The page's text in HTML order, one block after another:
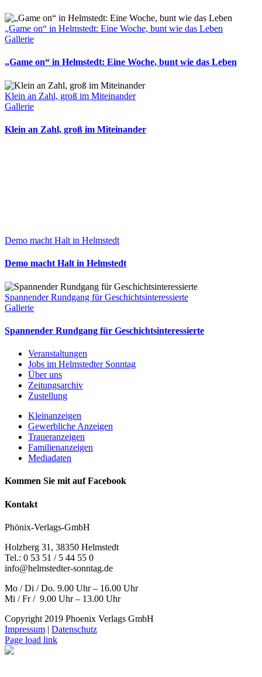
„Game on“ in Helmstedt: Eine Woche, bunt wie das Leben
Gallerie
„Game on“ in Helmstedt: Eine Woche, bunt wie das Leben
Klein an Zahl, groß im Miteinander
Gallerie
Klein an Zahl, groß im Miteinander
Demo macht Halt in Helmstedt
Demo macht Halt in Helmstedt
Spannender Rundgang für Geschichtsinteressierte
Gallerie
Spannender Rundgang für Geschichtsinteressierte
Veranstaltungen
Jobs im Helmstedter Sonntag
Über uns
Zeitungsarchiv
Zustellung
Kleinanzeigen
Gewerbliche Anzeigen
Traueranzeigen
Familienanzeigen
Mediadaten
Kommen Sie mit auf Facebook
Kontakt
Phönix-Verlags-GmbH
Holzberg 31, 38350 Helmstedt
Tel.: 0 53 51 / 5 44 55 0
info@helmstedter-sonntag.de
Mo / Di / Do. 9.00 Uhr – 16.00 Uhr
Mi / Fr / 9.00 Uhr – 13.00 Uhr
Copyright 2019 Phoenix Verlags GmbH
Impressum | Datenschutz
Page load link